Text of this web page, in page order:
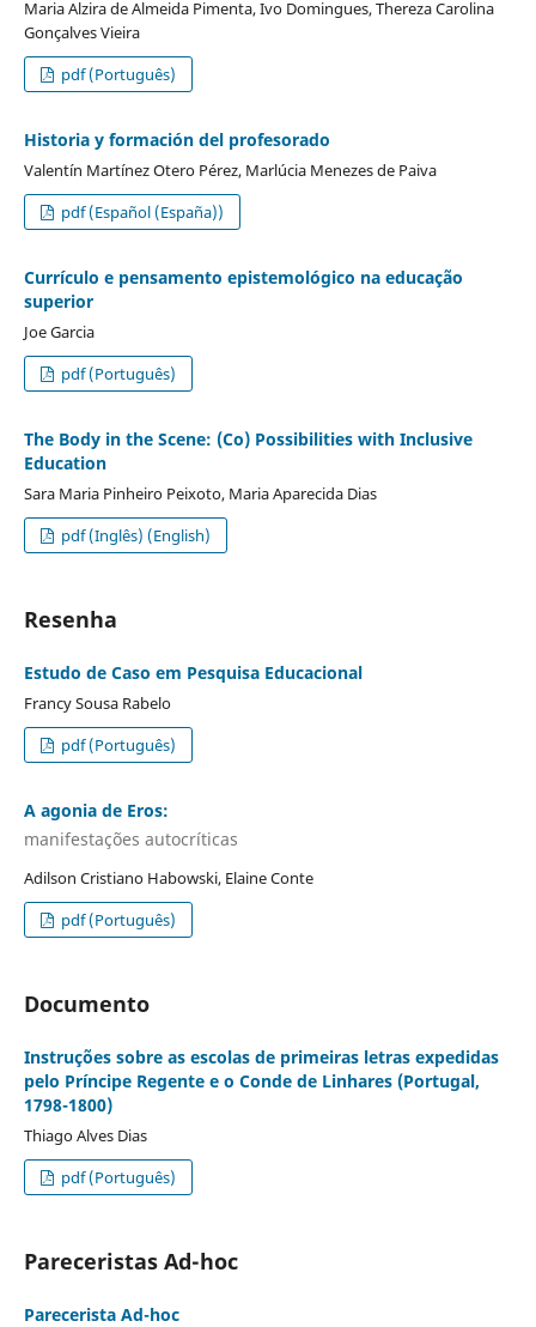
Maria Alzira de Almeida Pimenta, Ivo Domingues, Thereza Carolina
Gonçalves Vieira
pdf (Português)
Historia y formación del profesorado
Valentín Martínez Otero Pérez, Marlúcia Menezes de Paiva
pdf (Español (España))
Currículo e pensamento epistemológico na educação
superior
Joe Garcia
pdf (Português)
The Body in the Scene: (Co) Possibilities with Inclusive
Education
Sara Maria Pinheiro Peixoto, Maria Aparecida Dias
pdf (Inglês) (English)
Resenha
Estudo de Caso em Pesquisa Educacional
Francy Sousa Rabelo
pdf (Português)
A agonia de Eros:
manifestações autocríticas
Adilson Cristiano Habowski, Elaine Conte
pdf (Português)
Documento
Instruções sobre as escolas de primeiras letras expedidas
pelo Príncipe Regente e o Conde de Linhares (Portugal,
1798-1800)
Thiago Alves Dias
pdf (Português)
Pareceristas Ad-hoc
Parecerista Ad-hoc